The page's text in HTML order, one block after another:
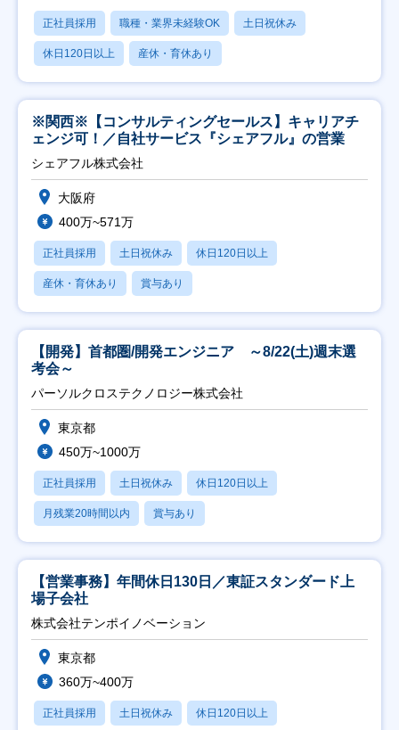
正社員採用 職種・業界未経験OK 土日祝休み
休日120日以上 産休・育休あり
※関西※【コンサルティングセールス】キャリアチ
ェンジ可！／自社サービス『シェアフル』の営業
シェアフル株式会社
大阪府
400万~571万
正社員採用 土日祝休み 休日120日以上
産休・育休あり 賞与あり
【開発】首都圏/開発エンジニア ～8/22(土)週末選
考会～
パーソルクロステクノロジー株式会社
東京都
450万~1000万
正社員採用 土日祝休み 休日120日以上
月残業20時間以内 賞与あり
【営業事務】年間休日130日／東証スタンダード上
場子会社
株式会社テンポイノベーション
東京都
360万~400万
正社員採用 土日祝休み 休日120日以上